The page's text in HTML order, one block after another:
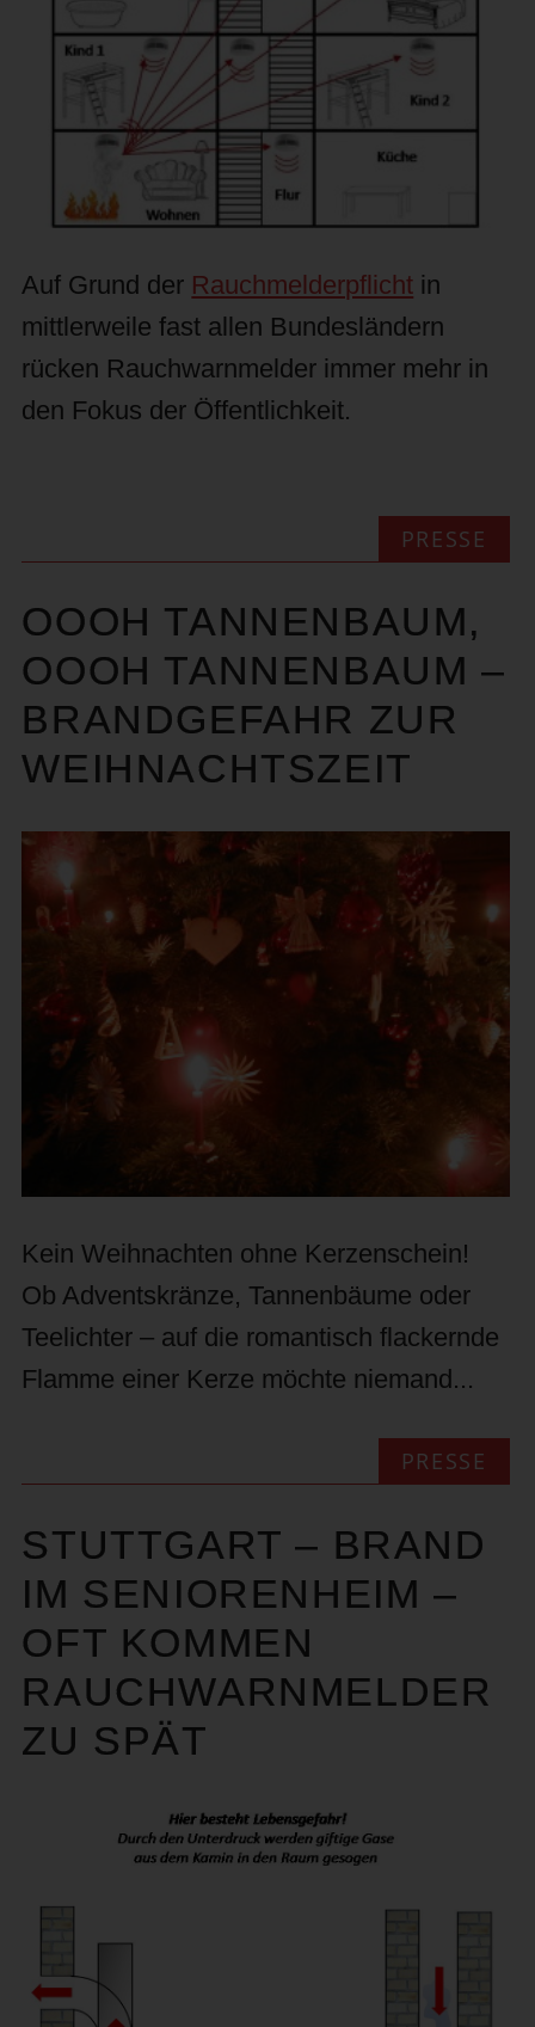
Auf Grund der Rauchmelderpflicht in
mittlerweile fast allen Bundesländern
rücken Rauchwarnmelder immer mehr in
den Fokus der Öffentlichkeit.
PRESSE
OOOH TANNENBAUM,
OOOH TANNENBAUM –
BRANDGEFAHR ZUR
WEIHNACHTSZEIT
Kein Weihnachten ohne Kerzenschein!
Ob Adventskränze, Tannenbäume oder
Teelichter – auf die romantisch flackernde
Flamme einer Kerze möchte niemand...
PRESSE
STUTTGART – BRAND
IM SENIORENHEIM –
OFT KOMMEN
RAUCHWARNMELDER
ZU SPÄT